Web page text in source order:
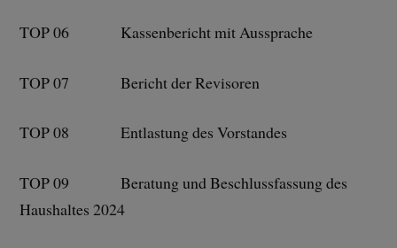
TOP 06 Kassenbericht mit Aussprache
TOP 07 Bericht der Revisoren
TOP 08 Entlastung des Vorstandes
TOP 09 Beratung und Beschlussfassung des
Haushaltes 2024